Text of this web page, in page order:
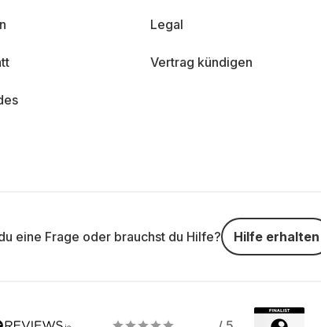
Legal
Vertrag kündigen
eine Frage oder brauchst du Hilfe? Hilfe erhalten